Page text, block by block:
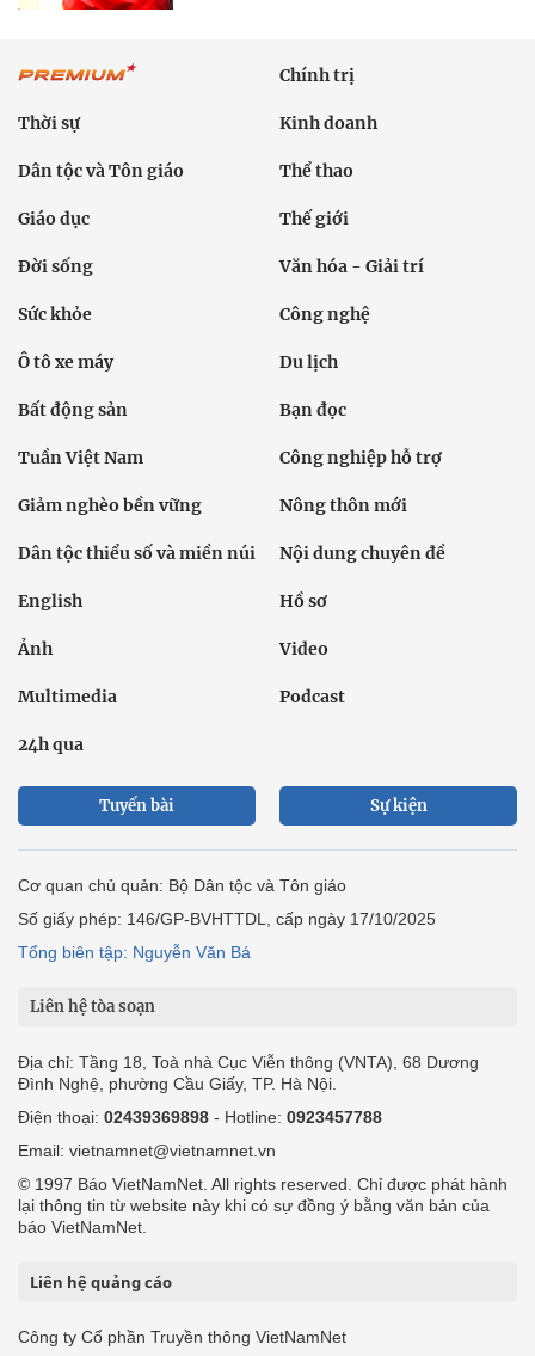
Chính trị
Thời sự Kinh doanh
Dân tộc và Tôn giáo Thể thao
Giáo dục Thế giới
Đời sống Văn hóa - Giải trí
Sức khỏe Công nghệ
Ô tô xe máy Du lịch
Bất động sản Bạn đọc
Tuần Việt Nam Công nghiệp hỗ trợ
Giảm nghèo bền vững Nông thôn mới
Dân tộc thiểu số và miền núi Nội dung chuyên đề
English Hồ sơ
Ảnh Video
Multimedia Podcast
24h qua
Tuyến bài Sự kiện
Cơ quan chủ quản: Bộ Dân tộc và Tôn giáo
Số giấy phép: 146/GP-BVHTTDL, cấp ngày 17/10/2025
Tổng biên tập: Nguyễn Văn Bá
Liên hệ tòa soạn
Địa chỉ: Tầng 18, Toà nhà Cục Viễn thông (VNTA), 68 Dương
Đình Nghệ, phường Cầu Giấy, TP. Hà Nội.
Điện thoại: 02439369898 - Hotline: 0923457788
Email: vietnamnet@vietnamnet.vn
© 1997 Báo VietNamNet. All rights reserved. Chỉ được phát hành
lại thông tin từ website này khi có sự đồng ý bằng văn bản của
báo VietNamNet.
Liên hệ quảng cáo
Công ty Cổ phần Truyền thông VietNamNet